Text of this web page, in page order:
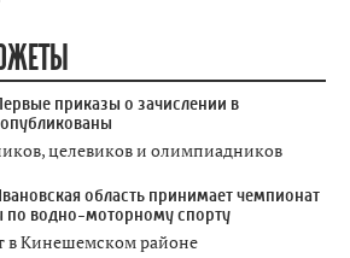
приказы о зачислении в
целевиков и олимпиадников
область принимает чемпионат
по водно-моторному спорту
в Кинешемском районе